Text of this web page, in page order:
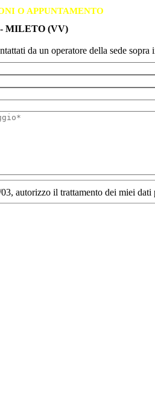
O APPUNTAMENTO
MILETO (VV)
da un operatore della sede sopra
autorizzo il trattamento dei miei